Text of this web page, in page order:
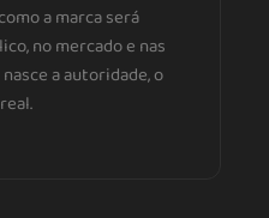
a marca será
no mercado e nas
a autoridade, o